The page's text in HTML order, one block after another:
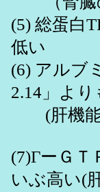
(5) 総蛋白
低い
(6) アルブ
2.14」より
(肝機能
(7)ΓーＧＴ
いぶ高い(